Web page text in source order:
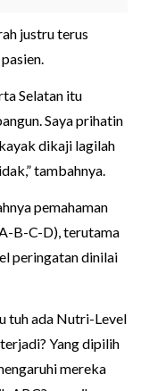
justru terus
Selatan itu
Saya prihatin
dikaji lagilah
tambahnya.
pemahaman
B-C-D), terutama
peringatan dinilai
tuh ada Nutri-Level
Yang dipilih
mereka